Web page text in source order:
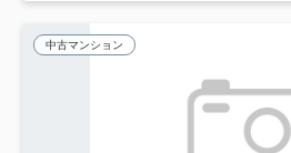
中古マンション